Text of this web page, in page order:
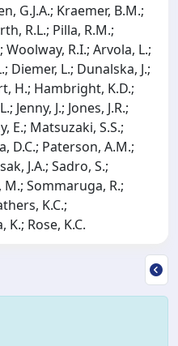
G.J.A.; Kraemer, B.M.;
R.L.; Pilla, R.M.;
Woolway, R.I.; Arvola, L.;
Diemer, L.; Dunalska, J.;
H.; Hambright, K.D.;
Jenny, J.; Jones, J.R.;
E.; Matsuzaki, S.S.;
D.C.; Paterson, A.M.;
J.A.; Sadro, S.;
Sommaruga, R.;
K.C.;
K.; Rose, K.C.